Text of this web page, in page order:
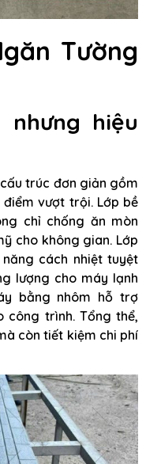
Tường
hiệu
trúc đơn giản gồm
vượt trội. Lớp bề
chỉ chống ăn mòn
cho không gian. Lớp
cách nhiệt tuyệt
lượng cho máy lạnh
bằng nhôm hỗ trợ
công trình. Tổng thể,
còn tiết kiệm chi phí